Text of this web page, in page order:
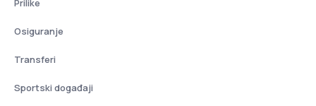
Prilike
Osiguranje
Transferi
Sportski događaji